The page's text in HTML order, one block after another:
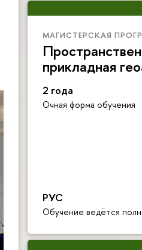
МАГИСТЕРСКАЯ
прикладная
2 года
Очная форма обучения
РУС
Обучение ведётся